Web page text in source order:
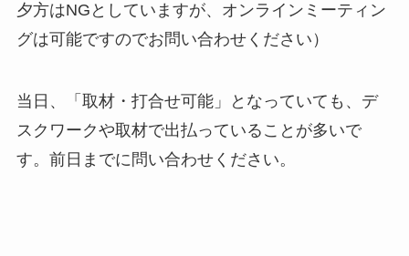
夕方はNGとしていますが、オンラインミーティン
グは可能ですのでお問い合わせください）
当日、「取材・打合せ可能」となっていても、デ
スクワークや取材で出払っていることが多いで
す。前日までに問い合わせください。